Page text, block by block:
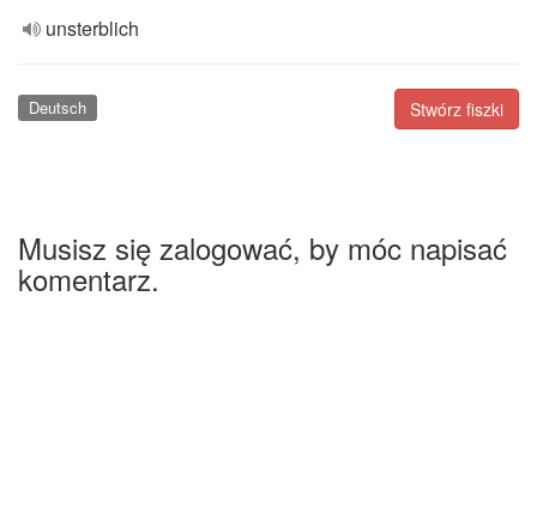
unsterblich
Stwórz fiszki
Deutsch
Musisz się zalogować, by móc napisać
komentarz.